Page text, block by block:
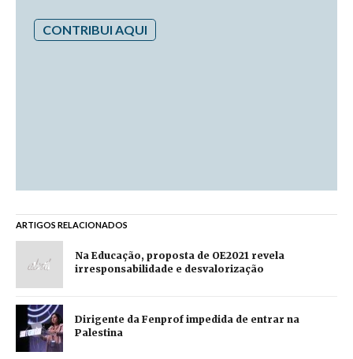
CONTRIBUI AQUI
ARTIGOS RELACIONADOS
Na Educação, proposta de OE2021 revela
irresponsabilidade e desvalorização
Dirigente da Fenprof impedida de entrar na
Palestina